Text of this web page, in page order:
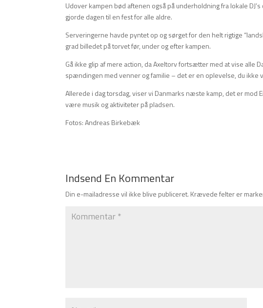
Udover kampen bød aftenen også på underholdning fra lokale
gjorde dagen til en fest for alle aldre.
Serveringerne havde pyntet op og sørget for den helt rigtige
grad billedet på torvet før, under og efter kampen.
Gå ikke glip af mere action, da Axeltorv fortsætter med at vise alle
spændingen med venner og familie – det er en oplevelse, du ikke
Allerede i dag torsdag, viser vi Danmarks næste kamp, det er mod
være musik og aktiviteter på pladsen.
Fotos: Andreas Birkebæk
Indsend En Kommentar
Din e-mailadresse vil ikke blive publiceret. Krævede felter er